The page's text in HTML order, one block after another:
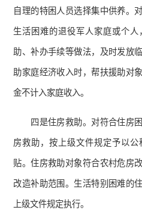
自理的特困人员选择集中供养。
生活困难的退役军人家庭或个
助、补办手续等做法，及时发放
助家庭经济收入时，帮扶援助对
金不计入家庭收入。
四是住房救助。对符合住房
房救助，按上级文件规定予以
贴。住房救助对象符合农村危房
改造补助范围。生活特别困难的
上级文件规定执行。